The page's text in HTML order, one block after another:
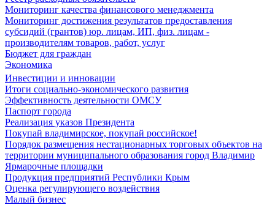
Мониторинг качества финансового менеджмента
Мониторинг достижения результатов предоставления
субсидий (грантов) юр. лицам, ИП, физ. лицам -
производителям товаров, работ, услуг
Бюджет для граждан
Экономика
Инвестиции и инновации
Итоги социально-экономического развития
Эффективность деятельности ОМСУ
Паспорт города
Реализация указов Президента
Покупай владимирское, покупай российское!
Порядок размещения нестационарных торговых объектов на
территории муниципального образования город Владимир
Ярмарочные площадки
Продукция предприятий Республики Крым
Оценка регулирующего воздействия
Малый бизнес